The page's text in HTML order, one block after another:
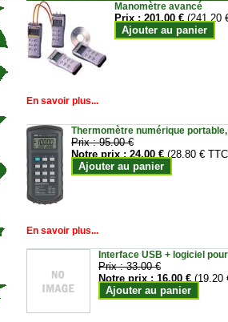
Manomètre avancé
Prix :201.00 € (241.20
Ajouter au panier
En savoir plus...
Thermomètre numérique
Prix :95.00 €
Notre prix :24.00 € (28.80 €
Ajouter au panier
En savoir plus...
Interface USB + logiciel
Prix :33.00 €
Notre prix :16.00 € (19.20
Ajouter au panier